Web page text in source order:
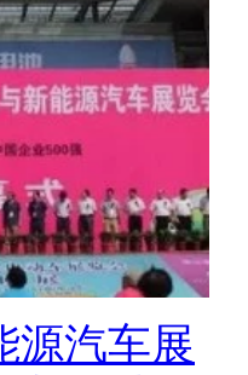
源汽车展